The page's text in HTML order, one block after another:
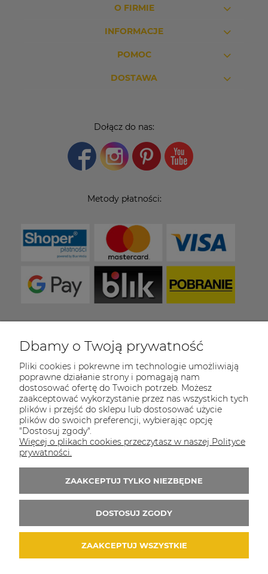
O FIRMIE
INFORMACJE
POMOC
DOSTAWA
Dołącz do nas:
Metody płatności:
COULEUR CARAMEL
Zapraszamy do kontaktu od poniedziałku do
piątku w godzinach 8:00 - 16:00
Tel.:
512-985-884
E-mail:sklep@couleurcaramel.pl
Zapisz się do
Otrzymasz powiadomienia o promocjach i
nowościach...i odbierzesz kupon o wartości 10
zł na pierwsze zakupy!
Dbamy o Twoją prywatność
Pliki cookies i pokrewne im technologie umożliwiają
poprawne działanie strony i pomagają nam
dostosować ofertę do Twoich potrzeb. Możesz
zaakceptować wykorzystanie przez nas wszystkich tych
plików i przejść do sklepu lub dostosować użycie
plików do swoich preferencji, wybierając opcję
"Dostosuj zgody".
Więcej o plikach cookies przeczytasz w naszej Polityce
prywatności.
ZAAKCEPTUJ TYLKO NIEZBĘDNE
DOSTOSUJ ZGODY
ZAAKCEPTUJ WSZYSTKIE